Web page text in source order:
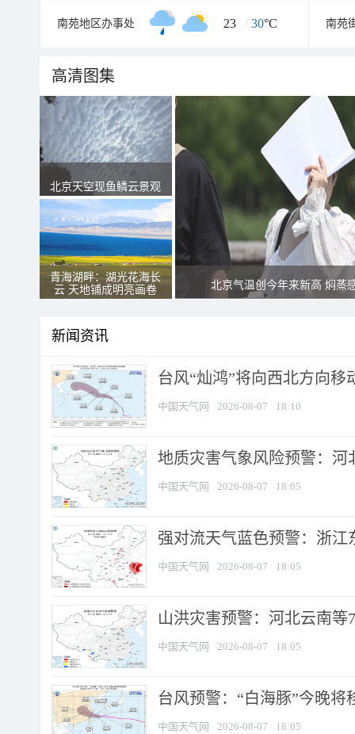
南苑地区办事处 23 / 30°C 南苑
高清图集
北京天空现鱼鳞云景观
青海湖畔：湖光花海长
云 天地铺成明亮画卷
北京气温创今年来新高 焖蒸
新闻资讯
台风“灿鸿”将向西北方向移
中国天气网 2026-08-07 18:10
地质灾害气象风险预警：河
中国天气网 2026-08-07 18:05
强对流天气蓝色预警：浙江
中国天气网 2026-08-07 18:05
山洪灾害预警：河北云南
中国天气网 2026-08-07 18:05
台风预警：“白海豚”今晚将
中国天气网 2026-08-07 18:05